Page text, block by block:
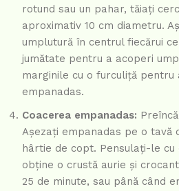
rotund sau un pahar, tăiați
aproximativ 10 cm diametru.
umplutură în centrul fiecărui
jumătate pentru a acoperi
marginile cu o furculiță pentru
empanadas.
Coacerea empanadas:
Așezați empanadas pe o tavă
hârtie de copt. Pensulați-le
obține o crustă aurie și
25 de minute, sau până când